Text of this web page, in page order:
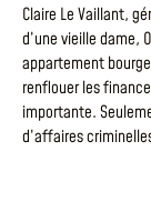
Claire Le Vaillant,
d’une vieille dame,
appartement
renflouer les
importante.
d’affaires